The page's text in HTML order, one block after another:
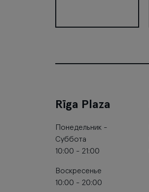
Rīga Plaza
Понедельник -
Суббота
10:00 - 21:00
Воскресенье
10:00 - 20:00